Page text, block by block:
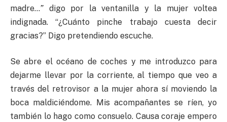
madre…” digo por la ventanilla y la mujer voltea
indignada. “¿Cuánto pinche trabajo cuesta decir
gracias?” Digo pretendiendo escuche.
Se abre el océano de coches y me introduzco para
dejarme llevar por la corriente, al tiempo que veo a
través del retrovisor a la mujer ahora sí moviendo la
boca maldiciéndome. Mis acompañantes se ríen, yo
también lo hago como consuelo. Causa coraje empero